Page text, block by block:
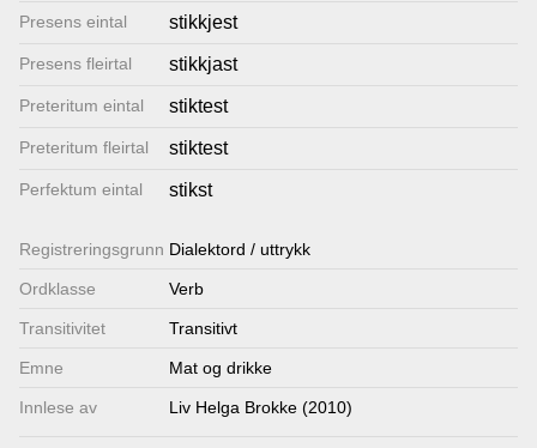
Presens eintal stikkjest
Presens fleirtal stikkjast
Preteritum eintal stiktest
Preteritum fleirtal stiktest
Perfektum eintal stikst
Registrerings­grunn Dialektord / uttrykk
Ordklasse Verb
Transitivitet Transitivt
Emne Mat og drikke
Innlese av Liv Helga Brokke (2010)
Kontakt
oss